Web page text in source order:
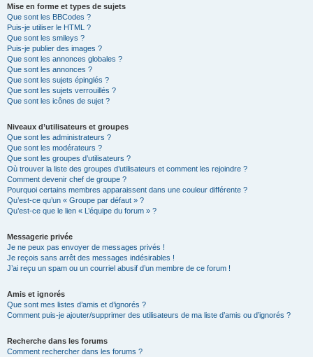
Mise en forme et types de sujets
Que sont les BBCodes ?
Puis-je utiliser le HTML ?
Que sont les smileys ?
Puis-je publier des images ?
Que sont les annonces globales ?
Que sont les annonces ?
Que sont les sujets épinglés ?
Que sont les sujets verrouillés ?
Que sont les icônes de sujet ?
Niveaux d’utilisateurs et groupes
Que sont les administrateurs ?
Que sont les modérateurs ?
Que sont les groupes d’utilisateurs ?
Où trouver la liste des groupes d’utilisateurs et comment les rejoindre ?
Comment devenir chef de groupe ?
Pourquoi certains membres apparaissent dans une couleur différente ?
Qu’est-ce qu’un « Groupe par défaut » ?
Qu’est-ce que le lien « L’équipe du forum » ?
Messagerie privée
Je ne peux pas envoyer de messages privés !
Je reçois sans arrêt des messages indésirables !
J’ai reçu un spam ou un courriel abusif d’un membre de ce forum !
Amis et ignorés
Que sont mes listes d’amis et d’ignorés ?
Comment puis-je ajouter/supprimer des utilisateurs de ma liste d’amis ou d’ignorés ?
Recherche dans les forums
Comment rechercher dans les forums ?